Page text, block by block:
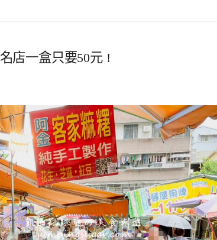
店一盒只要50元 !